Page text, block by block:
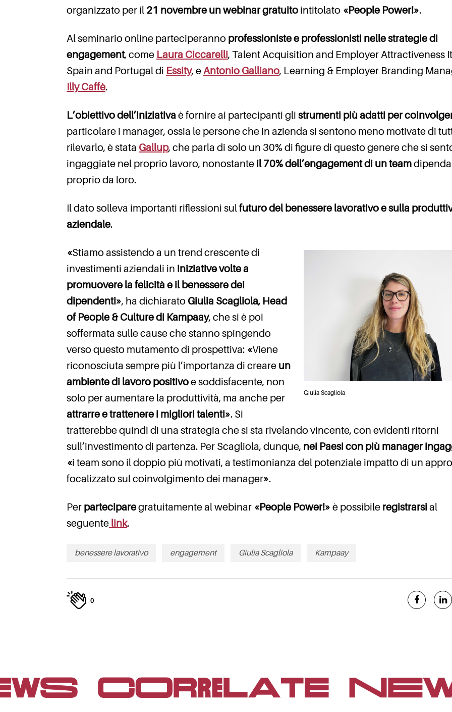
organizzato per il 21 novembre un webinar gratuito intitolato «People Power!».
Al seminario online parteciperanno professioniste e professionisti nelle strategie di
engagement, come Laura Ciccarelli, Talent Acquisition and Employer Attractiveness
Spain and Portugal di Essity, eAntonio Galliano, Learning & Employer Branding
Illy Caffè.
L’obiettivo dell’iniziativaè fornire ai partecipanti gli strumenti più adatti per
particolare i manager, ossia le persone che in azienda si sentono meno motivate di
rilevarlo, è stata Gallup, che parla di solo un 30% di figure di questo genere che si
ingaggiate nel proprio lavoro, nonostante il 70% dell’engagement di un teamdipenda
proprio da loro.
Il dato solleva importanti riflessioni sulfuturo del benessere lavorativo e sulla
aziendale.
Giulia Scagliola
«Stiamo assistendo a un trend crescente di
investimenti aziendali in iniziative volte a
promuovere la felicità e il benessere dei
dipendenti», ha dichiarato Giulia Scagliola, Head
of People & Culture di Kampaay, che si è poi
soffermata sulle cause che stanno spingendo
verso questo mutamento di prospettiva: «Viene
riconosciuta sempre più l’importanza di creare un
ambiente di lavoro positivoe soddisfacente, non
solo per aumentare la produttività, ma anche per
attrarre e trattenere i migliori talenti». Si
tratterebbe quindi di una strategia che si sta rivelando vincente, con evidenti ritorni
sull’investimento di partenza. Per Scagliola, dunque, nei Paesi con più manager
«i team sono il doppio più motivati, a testimonianza del potenziale impatto di un
focalizzato sul coinvolgimento dei manager».
Per parteciparegratuitamente al webinar «People Power!» è possibile registrarsial
seguente link.
benessere lavorativo engagement Giulia Scagliola Kampaay
0